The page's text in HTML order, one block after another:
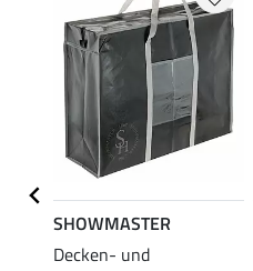
SHOWMASTER
Decken- und